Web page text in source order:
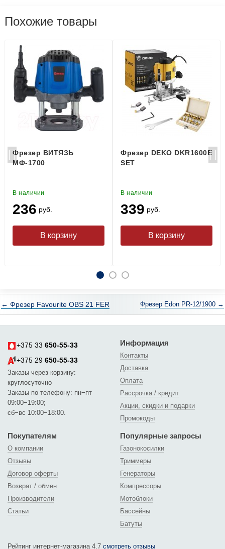
Похожие товары
Фрезер ВИТЯЗЬ
МФ-1700
В наличии
236 руб.
Фрезер DEKO DKR1600E
SET
В наличии
339 руб.
← Фрезер Favourite OBS 21 FER Фрезер Edon PR-12/1900 →
+375 33 650-55-33
+375 29 650-55-33
Заказы через корзину:
круглосуточно
Заказы по телефону: пн−пт
09:00−19:00;
сб−вс 10:00−18:00.
Информация
Контакты
Доставка
Оплата
Рассрочка / кредит
Акции, скидки и подарки
Промокоды
Покупателям
О компании
Отзывы
Договор оферты
Возврат / обмен
Производители
Статьи
Популярные запросы
Газонокосилки
Триммеры
Генераторы
Компрессоры
Мотоблоки
Бассейны
Батуты
Рейтинг интернет-магазина 4.7 смотреть отзывы